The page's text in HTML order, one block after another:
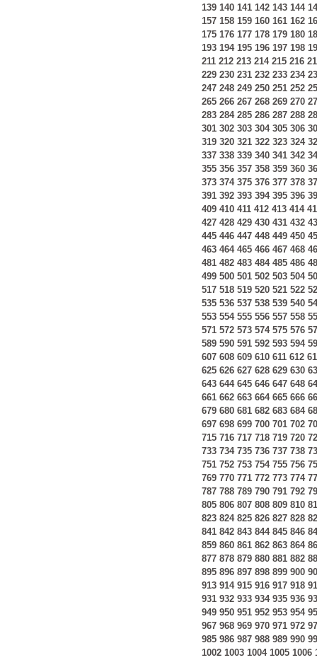
139 140 141 142 143 144
157 158 159 160 161 162
175 176 177 178 179 180
193 194 195 196 197 198
211 212 213 214 215 216
229 230 231 232 233 234
247 248 249 250 251 252
265 266 267 268 269 270
283 284 285 286 287 288
301 302 303 304 305 306
319 320 321 322 323 324
337 338 339 340 341 342
355 356 357 358 359 360
373 374 375 376 377 378
391 392 393 394 395 396
409 410 411 412 413 414
427 428 429 430 431 432
445 446 447 448 449 450
463 464 465 466 467 468
481 482 483 484 485 486
499 500 501 502 503 504
517 518 519 520 521 522
535 536 537 538 539 540
553 554 555 556 557 558
571 572 573 574 575 576
589 590 591 592 593 594
607 608 609 610 611 612
625 626 627 628 629 630
643 644 645 646 647 648
661 662 663 664 665 666
679 680 681 682 683 684
697 698 699 700 701 702
715 716 717 718 719 720
733 734 735 736 737 738
751 752 753 754 755 756
769 770 771 772 773 774
787 788 789 790 791 792
805 806 807 808 809 810
823 824 825 826 827 828
841 842 843 844 845 846
859 860 861 862 863 864
877 878 879 880 881 882
895 896 897 898 899 900
913 914 915 916 917 918
931 932 933 934 935 936
949 950 951 952 953 954
967 968 969 970 971 972
985 986 987 988 989 990
1002 1003 1004 1005 1006